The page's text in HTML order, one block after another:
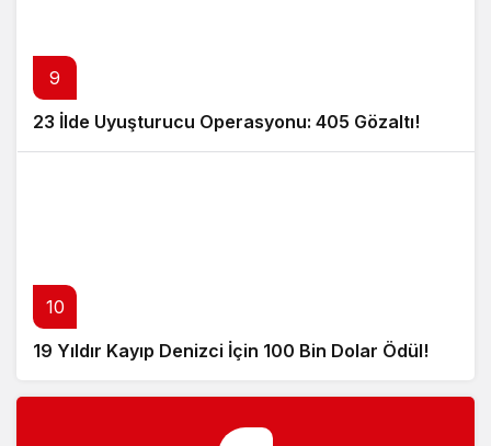
9
23 İlde Uyuşturucu Operasyonu: 405 Gözaltı!
10
19 Yıldır Kayıp Denizci İçin 100 Bin Dolar Ödül!